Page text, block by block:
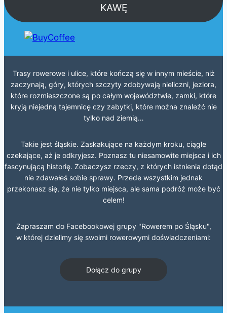
KAWĘ
Trasy rowerowe i ulice, które kończą się w innym mieście, niż
zaczynają, góry, których szczyty zdobywają nieliczni, jeziora,
które rozmieszczone są po całym województwie, zamki, które
kryją niejedną tajemnicę czy zabytki, które można znaleźć nie
tylko nad ziemią…
Takie jest śląskie. Zaskakujące na każdym kroku, ciągle
czekające, aż je odkryjesz. Poznasz tu niesamowite miejsca i ich
fascynującą historię. Zobaczysz rzeczy, z których istnienia dotąd
nie zdawałeś sobie sprawy. Przede wszystkim jednak
przekonasz się, że nie tylko miejsca, ale sama podróż może być
celem!
Zapraszam do Facebookowej grupy "Rowerem po Śląsku",
w której dzielimy się swoimi rowerowymi doświadczeniami:
Dołącz do grupy